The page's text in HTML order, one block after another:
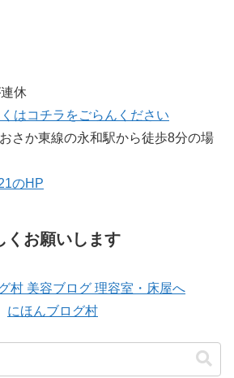
休
はコチラをごらんください
さか東線の永和駅から徒歩8分の場
のHP
くお願いします
にほんブログ村